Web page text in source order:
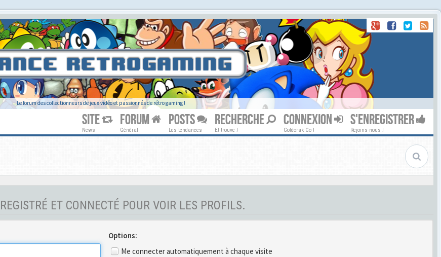
Le forum des collectionneurs de jeux vidéo et passionnés de rétro gaming !
SITE
News
FORUM
Général
POSTS
Les tendances
RECHERCHE
Et trouve !
CONNEXION
Goldorak Go !
S'ENREGISTRER
Rejoins-nous !
ET CONNECTÉ POUR VOIR LES PROFILS.
Options:
Me connecter automatiquement à chaque visite